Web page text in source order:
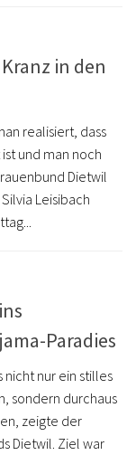
in den
realisiert, dass
und man noch
Dietwil
Leisibach
Paradies
nicht nur ein stilles
sondern durchaus
zeigte der
Dietwil. Ziel war